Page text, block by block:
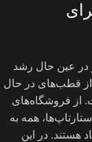
در عین حال رشد
از قطب‌های در حال
از فروشگاه‌های
همه به
هستند. در این